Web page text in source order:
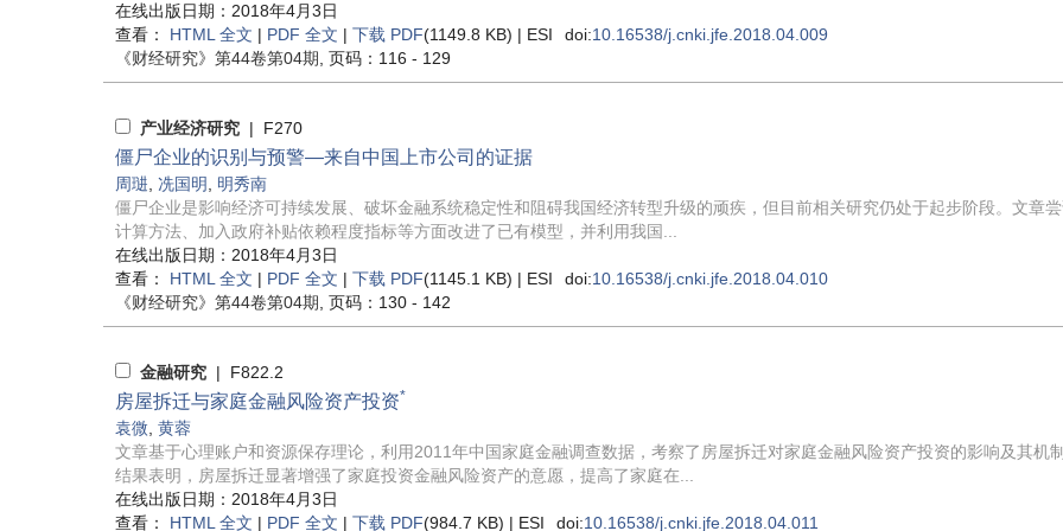
在线出版日期：2018年4月3日
查看： HTML 全文 | PDF 全文 | 下载 PDF(1149.8 KB) | ESI doi:10.16538/j.cnki.jfe.2018.04.009
《财经研究》 第44卷第04期 , 页码：116 - 129
产业经济研究 | F270
僵尸企业的识别与预警—来自中国上市公司的证据
周琎 冼国明
明秀南
僵尸企业是影响经济可持续发展、破坏金融系统稳定性和阻碍我国经济转型升级的顽疾，但目前相关研究仍处于起步阶段。文章
计算方法、加入政府补贴依赖程度指标等方面改进了已有模型，并利用我国...
在线出版日期：2018年4月3日
查看： HTML 全文 | PDF 全文 | 下载 PDF(1145.1 KB) | ESI doi:10.16538/j.cnki.jfe.2018.04.010
《财经研究》 第44卷第04期 , 页码：130 - 142
金融研究 | F822.2
房屋拆迁与家庭金融风险资产投资*
袁微 黄蓉
文章基于心理账户和资源保存理论，利用2011年中国家庭金融调查数据，考察了房屋拆迁对家庭金融风险资产投资的影响及其机
结果表明，房屋拆迁显著增强了家庭投资金融风险资产的意愿，提高了家庭在...
在线出版日期：2018年4月3日
查看： HTML 全文 | PDF 全文 | 下载 PDF(984.7 KB) | ESI doi:10.16538/j.cnki.jfe.2018.04.011